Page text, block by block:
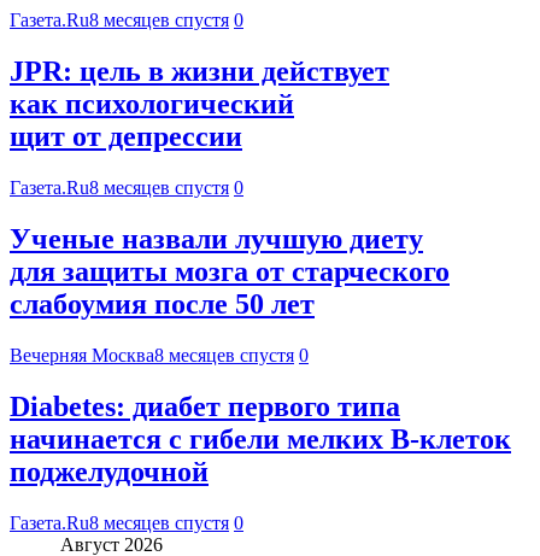
Газета.Ru8 месяцев спустя 0
JPR: цель в жизни действует
как психологический
щит от депрессии
Газета.Ru8 месяцев спустя 0
Ученые назвали лучшую диету
для защиты мозга от старческого
слабоумия после 50 лет
Вечерняя Москва8 месяцев спустя 0
Diabetes: диабет первого типа
начинается с гибели мелких В-клеток
поджелудочной
Газета.Ru8 месяцев спустя 0
Август 2026